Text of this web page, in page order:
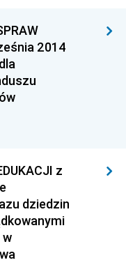
2014
z
dziedzin